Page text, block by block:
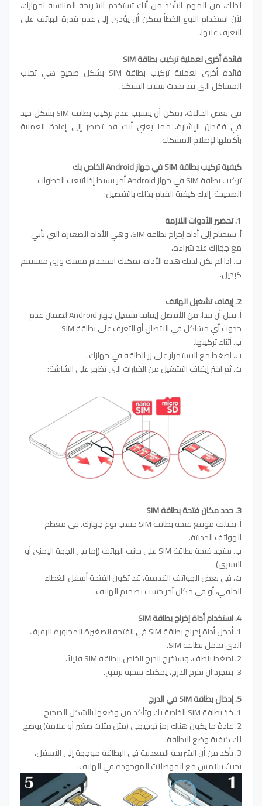
لذلك، من المهم التأكد من أنك تستخدم الشريحة المناسبة لجهازك،
لأن استخدام النوع الخطأ يمكن أن يؤدي إلى عدم قدرة الهاتف على
التعرف عليها.
فائدة أخرى لعملية تركيب بطاقة SIM
فائدة أخرى لعملية تركيب بطاقة SIM بشكل صحيح هي تجنب
المشاكل التي قد تحدث بسبب الشبكة.
في بعض الحالات، يمكن أن يتسبب عدم تركيب بطاقة SIM بشكل جيد
في فقدان الإشارة، مما يعني أنك قد تضطر إلى إعادة العملية
بأكملها لإصلاح المشكلة.
كيفية تركيب بطاقة SIM في جهاز Android الخاص بك
تركيب بطاقة SIM في جهاز Android أمر بسيط إذا اتبعت الخطوات
الصحيحة. إليك كيفية القيام بذلك بالتفصيل:
1. تحضير الأدوات اللازمة
أ. ستحتاج إلى أداة إخراج بطاقة SIM، وهي الأداة الصغيرة التي تأتي
مع جهازك عند شراءه.
ب. إذا لم تكن لديك هذه الأداة، يمكنك استخدام مشبك ورق مستقيم
كبديل.
2. إيقاف تشغيل الهاتف
أ. قبل أن تبدأ، من الأفضل إيقاف تشغيل جهاز Android لضمان عدم
حدوث أي مشاكل في الاتصال أو التعرف على بطاقة SIM
ب. أثناء تركيبها.
ت. اضغط مع الاستمرار على زر الطاقة في جهازك.
ث. ثم اختر إيقاف التشغيل من الخيارات التي تظهر على الشاشة:
3. حدد مكان فتحة بطاقة SIM
أ. يختلف موقع فتحة بطاقة SIM حسب نوع جهازك. في معظم
الهواتف الحديثة.
ب. ستجد فتحة بطاقة SIM على جانب الهاتف (إما في الجهة اليمنى أو
اليسرى).
ت. في بعض الهواتف القديمة، قد تكون الفتحة أسفل الغطاء
الخلفي، أو في مكان آخر حسب تصميم الهاتف.
4. استخدام أداة إخراج بطاقة SIM
1. أدخل أداة إخراج بطاقة SIM في الفتحة الصغيرة المجاورة للرفرف
الذي يحمل بطاقة SIM.
2. اضغط بلطف، وستخرج الدرج الخاص ببطاقة SIM قليلاً.
3. بمجرد أن تخرج الدرج، يمكنك سحبه برفق.
5. إدخال بطاقة SIM في الدرج
1. خذ بطاقة SIM الخاصة بك وتأكد من وضعها بالشكل الصحيح.
2. عادةً ما يكون هناك رمز توجيهي (مثل مثلث صغير أو علامة) يوضح
لك كيفية وضع البطاقة.
3. تأكد من أن الشريحة المعدنية في البطاقة موجهة إلى الأسفل،
بحيث تتلامس مع الموصلات الموجودة في الهاتف: